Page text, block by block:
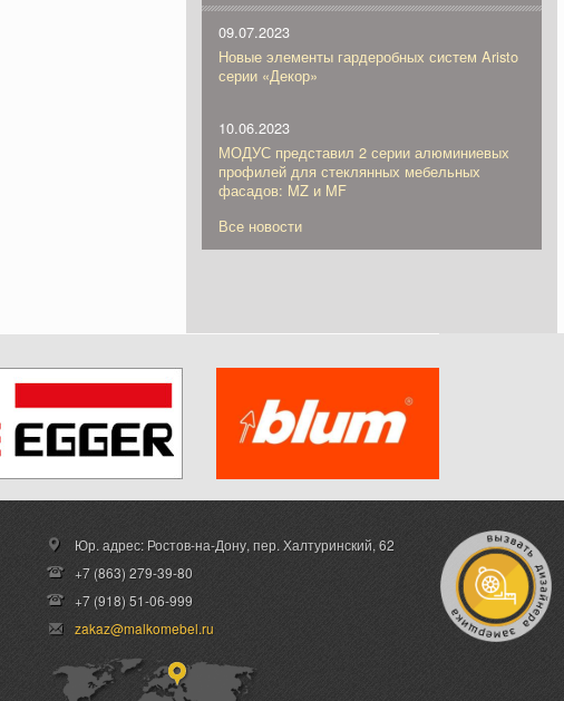
09.07.2023
Новые элементы гардеробных систем Aristo
серии «Декор»
10.06.2023
МОДУС представил 2 серии алюминиевых
профилей для стеклянных мебельных
фасадов: MZ и MF
Все новости
Юр. адрес: Ростов-на-Дону,пер. Халтуринский, 62
+7 (863) 279-39-80
+7 (918) 51-06-999
zakaz@malkomebel.ru